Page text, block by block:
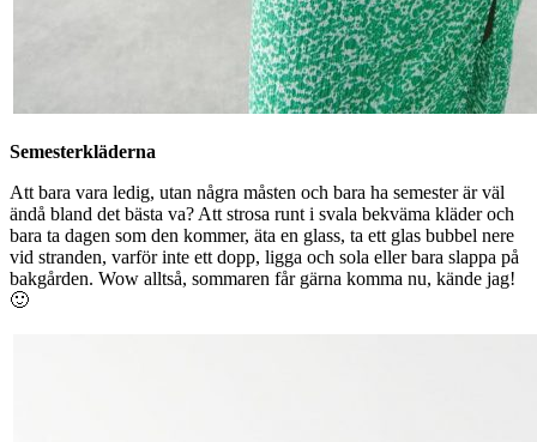
Semesterkläderna
Att bara vara ledig, utan några måsten och bara ha semester är väl
ändå bland det bästa va? Att strosa runt i svala bekväma kläder och
bara ta dagen som den kommer, äta en glass, ta ett glas bubbel nere
vid stranden, varför inte ett dopp, ligga och sola eller bara slappa på
bakgården. Wow alltså, sommaren får gärna komma nu, kände jag!
🙂